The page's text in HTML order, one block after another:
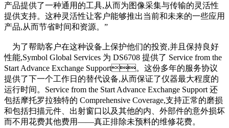
产品提供了一种通用的工具,从而为图像采集与传输的灵活性
提供支持。这种灵活性让客户能够推出当前和未来的一些应用
产品,从而节省时间和资源。”
为了帮助客户在这种设备上保护他们的投资,并且保持良好
性能,Symbol Global Services 为 DS6708 提供了 Service from the
Start Advance Exchange Support。这份多年的服务协议
提供了下一个工作日的替代设备,从而保证了仪器最大程度的
运行时间。Service from the Start Advance Exchange Support 还
包括摩托罗拉独特的 Comprehensive Coverage,支持正常的磨损
和包括扫描元件、出射窗口以及其他的内、外部件的意外损坏
而不用花费其他费用——真正排除未预料的维修花费。